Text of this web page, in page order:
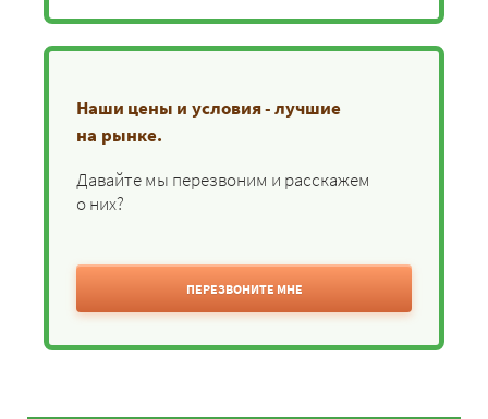
Наши цены и условия - лучшие
на рынке.
Давайте мы перезвоним и расскажем
о них?
ПЕРЕЗВОНИТЕ МНЕ